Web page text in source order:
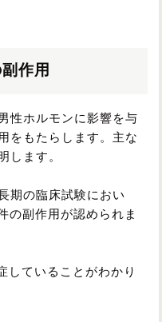
作用
性ホルモンに影響を与
をもたらします。主な
します。
期の臨床試験におい
副作用が認められま
していることがわかり